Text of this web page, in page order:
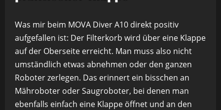
Was mir beim MOVA Diver A10 direkt positiv
aufgefallen ist: Der Filterkorb wird über eine Klappe
auf der Oberseite erreicht. Man muss also nicht
umständlich etwas abnehmen oder den ganzen
Roboter zerlegen. Das erinnert ein bisschen an
Mähroboter oder Saugroboter, bei denen man
ebenfalls einfach eine Klappe öffnet und an den